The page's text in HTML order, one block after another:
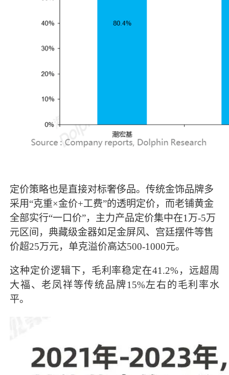
定价策略也是直接对标奢侈品。传统金饰品牌多
采用“克重×金价+工费”的透明定价，而老铺黄金
全部实行“一口价”，主力产品定价集中在1万-5万
元区间，典藏级金器如足金屏风、宫廷摆件等售
价超25万元，单克溢价高达500-1000元。
这种定价逻辑下，毛利率稳定在41.2%，远超周
大福、老凤祥等传统品牌15%左右的毛利率水
平。